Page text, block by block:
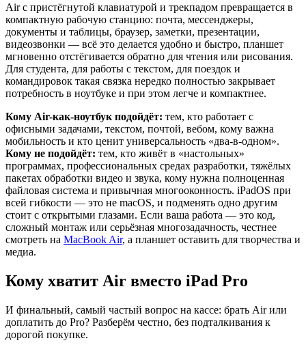
Air с пристёгнутой клавиатурой и трекпадом превращается в
компактную рабочую станцию: почта, мессенджеры,
документы и таблицы, браузер, заметки, презентации,
видеозвонки — всё это делается удобно и быстро, планшет
мгновенно отстёгивается обратно для чтения или рисования.
Для студента, для работы с текстом, для поездок и
командировок такая связка нередко полностью закрывает
потребность в ноутбуке и при этом легче и компактнее.
Кому Air-как-ноутбук подойдёт: тем, кто работает с
офисными задачами, текстом, почтой, вебом, кому важна
мобильность и кто ценит универсальность «два-в-одном».
Кому не подойдёт: тем, кто живёт в «настольных»
программах, профессиональных средах разработки, тяжёлых
пакетах обработки видео и звука, кому нужна полноценная
файловая система и привычная многооконность. iPadOS при
всей гибкости — это не macOS, и подменять одно другим
стоит с открытыми глазами. Если ваша работа — это код,
сложный монтаж или серьёзная многозадачность, честнее
смотреть на MacBook Air, а планшет оставить для творчества и
медиа.
Кому хватит Air вместо iPad Pro
И финальный, самый частый вопрос на кассе: брать Air или
доплатить до Pro? Разберём честно, без подталкивания к
дорогой покупке.